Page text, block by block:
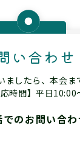
い合わせ
ましたら、本会ま
時間】平日10:00
でのお問い合わ